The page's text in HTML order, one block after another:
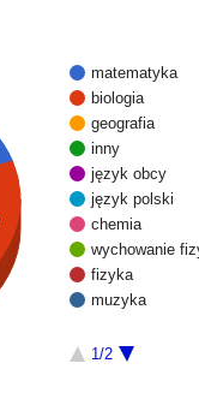
matematyka
biologia
geografia
inny
język obcy
język polski
chemia
wychowanie
fizyka
muzyka
1/2